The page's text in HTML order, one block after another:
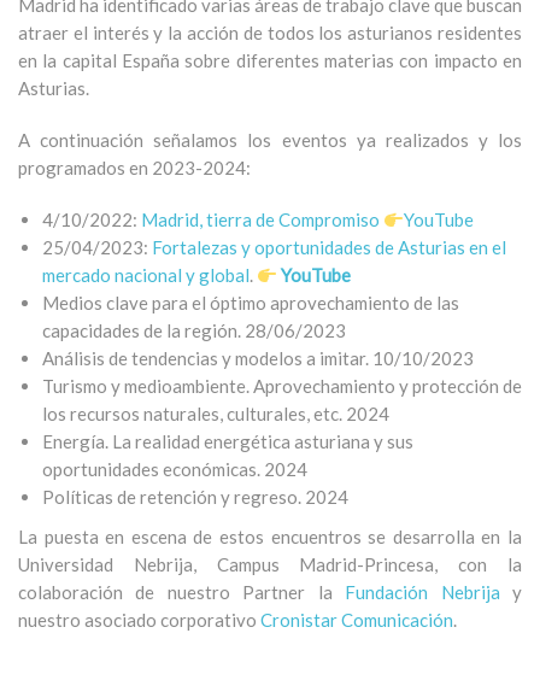
Madrid ha identificado varias áreas de trabajo clave que buscan
atraer el interés y la acción de todos los asturianos residentes
en la capital España sobre diferentes materias con impacto en
Asturias.
A continuación señalamos los eventos ya realizados y los
programados en 2023-2024:
4/10/2022: Madrid, tierra de Compromiso
YouTube
25/04/2023: Fortalezas y oportunidades de Asturias en el
mercado nacional y global.
YouTube
Medios clave para el óptimo aprovechamiento de las
capacidades de la región. 28/06/2023
Análisis de tendencias y modelos a imitar. 10/10/2023
Turismo y medioambiente. Aprovechamiento y protección de
los recursos naturales, culturales, etc. 2024
Energía. La realidad energética asturiana y sus
oportunidades económicas. 2024
Políticas de retención y regreso. 2024
La puesta en escena de estos encuentros se desarrolla en la
Universidad Nebrija, Campus Madrid-Princesa, con la
colaboración de nuestro Partner la Fundación Nebrija y
nuestro asociado corporativo Cronistar Comunicación.